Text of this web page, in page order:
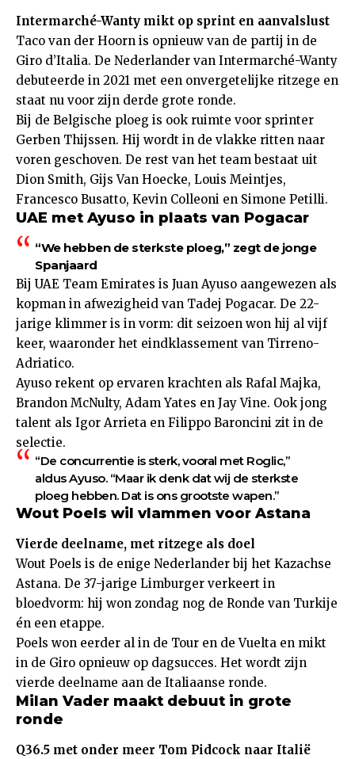
Intermarché-Wanty mikt op sprint en aanvalslust
Taco van der Hoorn is opnieuw van de partij in de
Giro d’Italia. De Nederlander van Intermarché-Wanty
debuteerde in 2021 met een onvergetelijke ritzege en
staat nu voor zijn derde grote ronde.
Bij de Belgische ploeg is ook ruimte voor sprinter
Gerben Thijssen. Hij wordt in de vlakke ritten naar
voren geschoven. De rest van het team bestaat uit
Dion Smith, Gijs Van Hoecke, Louis Meintjes,
Francesco Busatto, Kevin Colleoni en Simone Petilli.
UAE met Ayuso in plaats van Pogacar
“We hebben de sterkste ploeg,” zegt de jonge
Spanjaard
Bij UAE Team Emirates is Juan Ayuso aangewezen als
kopman in afwezigheid van Tadej Pogacar. De 22-
jarige klimmer is in vorm: dit seizoen won hij al vijf
keer, waaronder het eindklassement van Tirreno-
Adriatico.
Ayuso rekent op ervaren krachten als Rafal Majka,
Brandon McNulty, Adam Yates en Jay Vine. Ook jong
talent als Igor Arrieta en Filippo Baroncini zit in de
selectie.
“De concurrentie is sterk, vooral met Roglic,”
aldus Ayuso. “Maar ik denk dat wij de sterkste
ploeg hebben. Dat is ons grootste wapen.”
Wout Poels wil vlammen voor Astana
Vierde deelname, met ritzege als doel
Wout Poels is de enige Nederlander bij het Kazachse
Astana. De 37-jarige Limburger verkeert in
bloedvorm: hij won zondag nog de Ronde van Turkije
én een etappe.
Poels won eerder al in de Tour en de Vuelta en mikt
in de Giro opnieuw op dagsucces. Het wordt zijn
vierde deelname aan de Italiaanse ronde.
Milan Vader maakt debuut in grote
ronde
Q36.5 met onder meer Tom Pidcock naar Italië